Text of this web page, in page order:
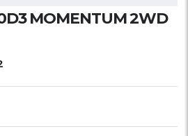
MOMENTUM 2WD